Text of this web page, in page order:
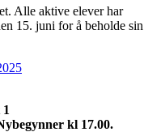
Alle aktive elever har
15. juni for å beholde sin
kl 17.00.